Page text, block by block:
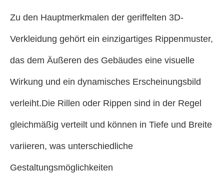
Zu den Hauptmerkmalen der geriffelten 3D-
Verkleidung gehört ein einzigartiges Rippenmuster,
das dem Äußeren des Gebäudes eine visuelle
Wirkung und ein dynamisches Erscheinungsbild
verleiht.Die Rillen oder Rippen sind in der Regel
gleichmäßig verteilt und können in Tiefe und Breite
variieren, was unterschiedliche
Gestaltungsmöglichkeiten